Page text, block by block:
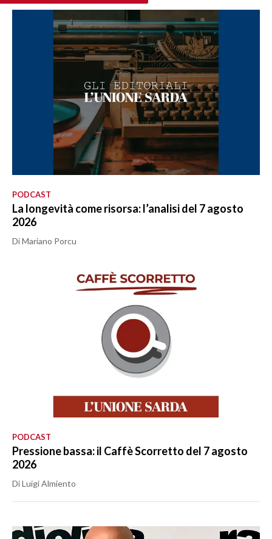
PODCAST
La longevità come risorsa: l’analisi del 7 agosto
2026
Di Mariano Porcu
PODCAST
Pressione bassa: il Caffè Scorretto del 7 agosto
2026
Di Luigi Almiento